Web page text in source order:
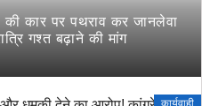
कार पर पथराव कर जानलेवा
गश्त बढ़ाने की मांग
कार्यवाही